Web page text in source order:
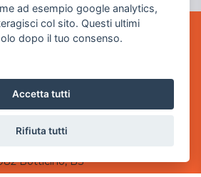
3
Botticino, BS
ad esempio google analytics,
col sito. Questi ultimi
dopo il tuo consenso.
Accetta tutti
Rifiuta tutti